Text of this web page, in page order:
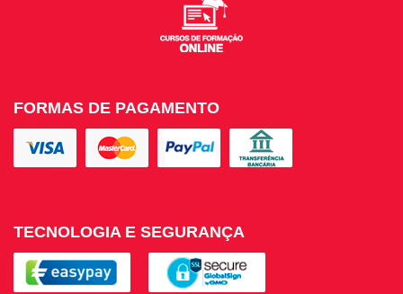
FORMAS DE PAGAMENTO
TECNOLOGIA E SEGURANÇA